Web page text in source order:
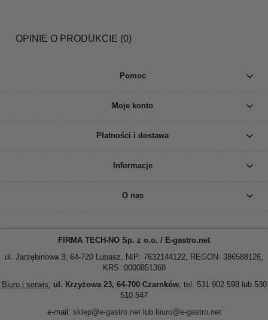
OPINIE O PRODUKCIE (0)
Pomoc
Moje konto
Płatności i dostawa
Informacje
O nas
FIRMA TECH-NO Sp. z o.o. / E-gastro.net
ul. Jarzębinowa 3, 64-720 Lubasz, NIP: 7632144122, REGON: 386588126,
KRS: 0000851368
Biuro i serwis: ul. Krzyżowa 23, 64-700 Czarnków, tel. 531 902 598 lub 530
510 547
e-mail: sklep@e-gastro.netlub biuro@e-gastro.net